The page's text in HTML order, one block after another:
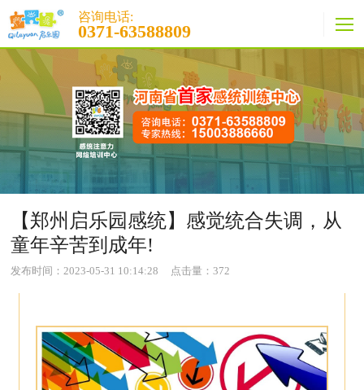
咨询电话:
0371-63588809
【郑州启乐园感统】感觉统合失调，从
童年辛苦到成年!
发布时间：2023-05-31 10:14:28 点击量：372